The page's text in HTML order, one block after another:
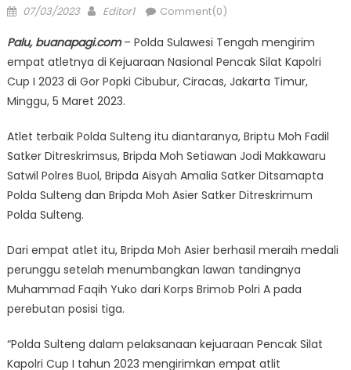
Posted
07/03/2023 Author
Editor1 Comment(0)
Palu, buanapagi.com – Polda Sulawesi Tengah mengirim
empat atletnya di Kejuaraan Nasional Pencak Silat Kapolri
Cup I 2023 di Gor Popki Cibubur, Ciracas, Jakarta Timur,
Minggu, 5 Maret 2023.
Atlet terbaik Polda Sulteng itu diantaranya, Briptu Moh Fadil
Satker Ditreskrimsus, Bripda Moh Setiawan Jodi Makkawaru
Satwil Polres Buol, Bripda Aisyah Amalia Satker Ditsamapta
Polda Sulteng dan Bripda Moh Asier Satker Ditreskrimum
Polda Sulteng.
Dari empat atlet itu, Bripda Moh Asier berhasil meraih medali
perunggu setelah menumbangkan lawan tandingnya
Muhammad Faqih Yuko dari Korps Brimob Polri A pada
perebutan posisi tiga.
“Polda Sulteng dalam pelaksanaan kejuaraan Pencak Silat
Kapolri Cup I tahun 2023 mengirimkan empat atlit